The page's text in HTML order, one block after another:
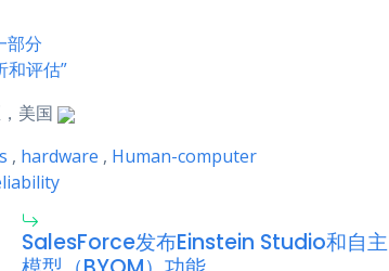
部分
评估”
美国
, hardware , Human-computer
SalesForce发布Einstein Studio和自主